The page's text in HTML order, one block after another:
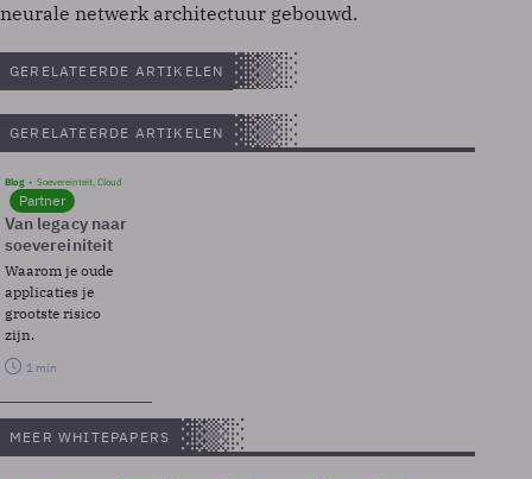
neurale netwerk architectuur gebouwd.
GERELATEERDE ARTIKELEN
GERELATEERDE ARTIKELEN
Blog Soevereinteit, Cloud
Partner
Van legacy naar
soevereiniteit
Waarom je oude
applicaties je
grootste risico
zijn.
1 min
MEER WHITEPAPERS